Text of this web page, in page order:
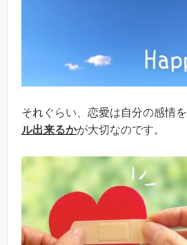
それぐらい、恋愛は自分の感情を
ル出来るかが大切なのです。